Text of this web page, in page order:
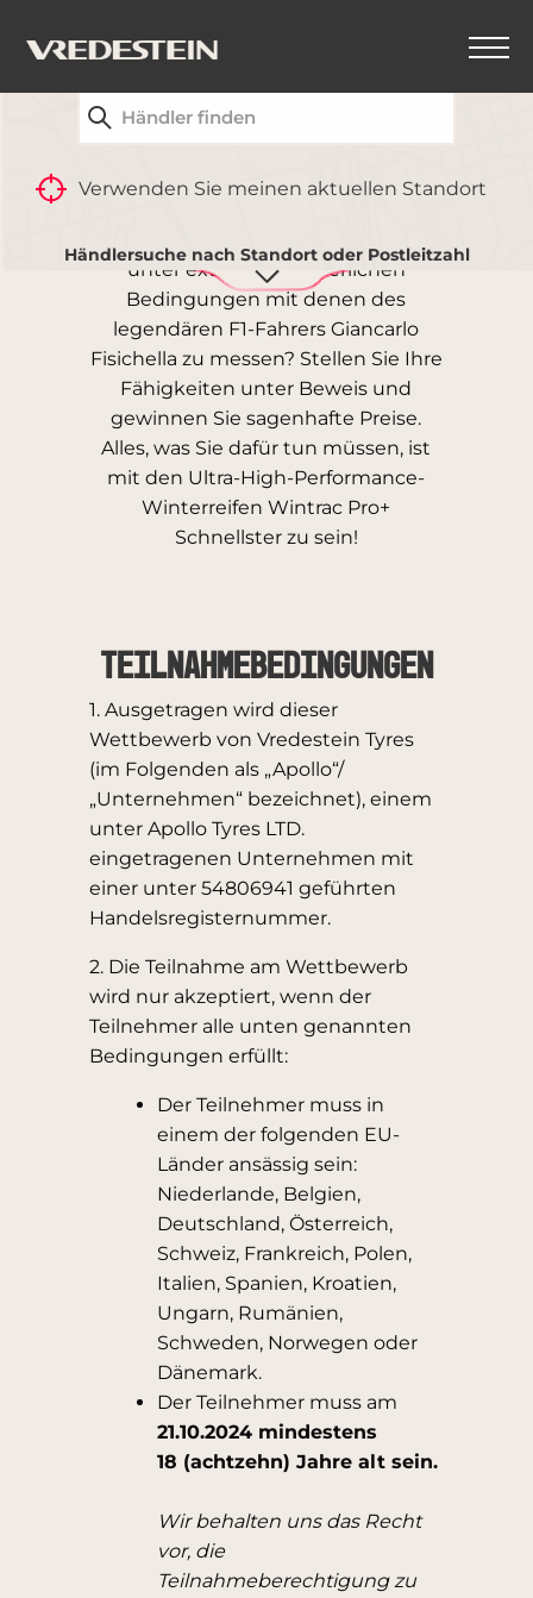
VREDESTEIN-HÄNDLER
Verwenden Sie meinen aktuellen Standort
Händlersuche nach Standort oder Postleitzahl
BEAT THE WINTER!
unter extremen winterlichen
Bedingungen mit denen des
legendären F1-Fahrers Giancarlo
Fisichella zu messen? Stellen Sie Ihre
Fähigkeiten unter Beweis und
gewinnen Sie sagenhafte Preise.
Alles, was Sie dafür tun müssen, ist
mit den Ultra-High-Performance-
Winterreifen Wintrac Pro+
Schnellster zu sein!
TEILNAHMEBEDINGUNGEN
1. Ausgetragen wird dieser
Wettbewerb von Vredestein Tyres
(im Folgenden als „Apollo“/
„Unternehmen“ bezeichnet), einem
unter Apollo Tyres LTD.
eingetragenen Unternehmen mit
einer unter 54806941 geführten
Handelsregisternummer.
2. Die Teilnahme am Wettbewerb
wird nur akzeptiert, wenn der
Teilnehmer alle unten genannten
Bedingungen erfüllt:
Der Teilnehmer muss in
einem der folgenden EU-
Länder ansässig sein:
Niederlande, Belgien,
Deutschland, Österreich,
Schweiz, Frankreich, Polen,
Italien, Spanien, Kroatien,
Ungarn, Rumänien,
Schweden, Norwegen oder
Dänemark.
Der Teilnehmer muss am
21.10.2024 mindestens
18 (achtzehn) Jahre alt sein.
Wir behalten uns das Recht
vor, die
Teilnahmeberechtigung zu